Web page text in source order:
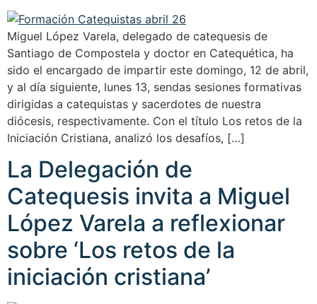
Miguel López Varela, delegado de catequesis de
Santiago de Compostela y doctor en Catequética, ha
sido el encargado de impartir este domingo, 12 de abril,
y al día siguiente, lunes 13, sendas sesiones formativas
dirigidas a catequistas y sacerdotes de nuestra
diócesis, respectivamente. Con el título Los retos de la
Iniciación Cristiana, analizó los desafíos, […]
La Delegación de
Catequesis invita a Miguel
López Varela a reflexionar
sobre ‘Los retos de la
iniciación cristiana’